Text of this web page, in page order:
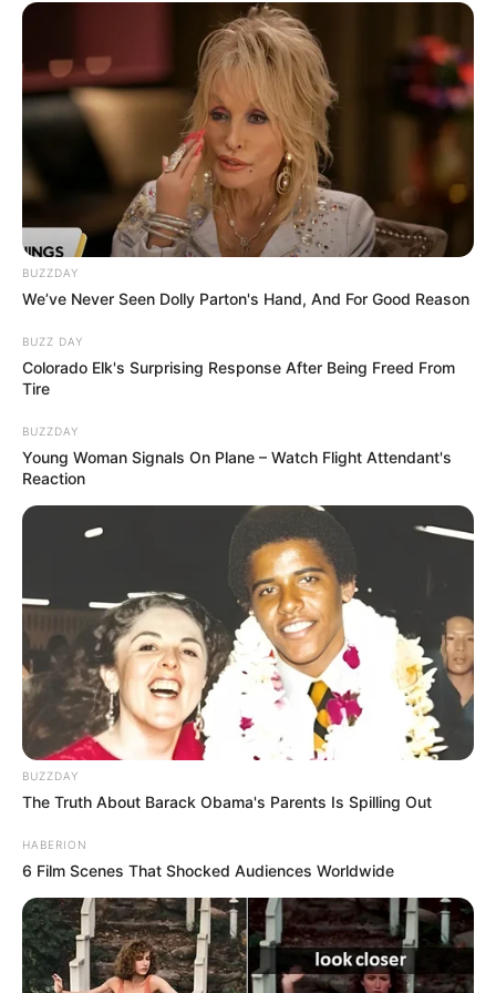
lehetőség, és ilyen boldogság ritkán adatik meg az
embereknek.
– Bűnös vagyok a szüleim előtt.
– Igen, igaz. De biztos vagyok benne, hogy meg
fognak bocsátani.
– Élnek és virulnak?
anya csirkéket és kacsákat tenyészt.
Zsenya újra sírni kezdett.
– Ó, Istenem, micsoda bolond vagyok! Oké, akkor
feküdjünk le, és reggel majd megyünk. Menjünk
vissza oda, ahonnan egykor elmenekültél.
Levetkőzés nélkül feküdtek le együtt, egyszerűen
azért, mert így melegebb és nyugodtabb volt.
Sztyepan megölelte, és Zsenya azonnal elaludt.
hogy inkább meghalna, mint hogy újra elhagyja a
szüleit.
BUZZDAY
We’ve Never Seen Dolly Parton's Hand, And For Good Reason
BUZZ DAY
Colorado Elk's Surprising Response After Being Freed From
Tire
BUZZDAY
Young Woman Signals On Plane – Watch Flight Attendant's
Reaction
BUZZDAY
The Truth About Barack Obama's Parents Is Spilling Out
HABERION
6 Film Scenes That Shocked Audiences Worldwide